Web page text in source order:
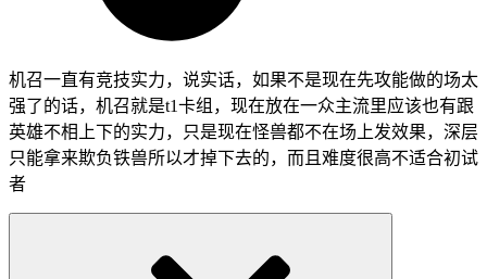
机召一直有竞技实力，说实话，如果不是现在先攻能做的场太
强了的话，机召就是t1卡组，现在放在一众主流里应该也有跟
英雄不相上下的实力，只是现在怪兽都不在场上发效果，深层
只能拿来欺负铁兽所以才掉下去的，而且难度很高不适合初试
者